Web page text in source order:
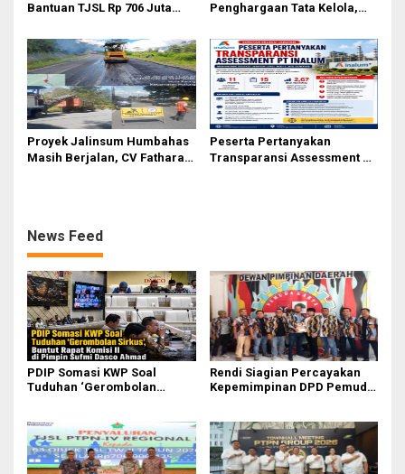
Bantuan TJSL Rp 706 Juta
Berkelanjutan
Penghargaan Tata Kelola,
dan Efisiensi
Proyek Jalinsum Humbahas
Masih Berjalan, CV Fathara
Peserta Pertanyakan
Transparansi Assessment PT
News Feed
PDIP Somasi KWP Soal
Tuduhan ‘Gerombolan
Ahmad
Rendi Siagian Percayakan
Kepemimpinan DPD Pemuda